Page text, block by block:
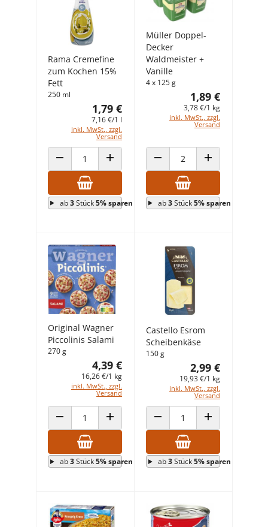
Rama Cremefine
zum Kochen 15%
Fett
250 ml
1,79 €
7,16 €/1 l
inkl. MwSt., zzgl.
Versand
ANZAHL VERRINGERNANZAHL ERHÖHEN
ab3Stück5% sparen
Müller Doppel-
Decker
Waldmeister +
Vanille
4 x 125 g
1,89 €
3,78 €/1 kg
inkl. MwSt., zzgl.
Versand
ANZAHL VERRINGERNANZAHL ERHÖHEN
ab3Stück5% sparen
Original Wagner
Piccolinis Salami
270 g
4,39 €
16,26 €/1 kg
inkl. MwSt., zzgl.
Versand
ANZAHL VERRINGERNANZAHL ERHÖHEN
ab3Stück5% sparen
Castello Esrom
Scheibenkäse
150 g
2,99 €
19,93 €/1 kg
inkl. MwSt., zzgl.
Versand
ANZAHL VERRINGERNANZAHL ERHÖHEN
ab3Stück5% sparen